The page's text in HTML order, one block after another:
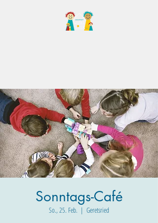
Sonntags-Café
So., 25. Feb.
  |
Geretsried